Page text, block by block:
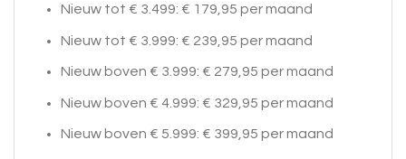
Nieuw tot € 3.499: € 179,95 per maand
Nieuw tot € 3.999: € 239,95 per maand
Nieuw boven € 3.999: € 279,95 per maand
Nieuw boven € 4.999: € 329,95 per maand
Nieuw boven € 5.999: € 399,95 per maand